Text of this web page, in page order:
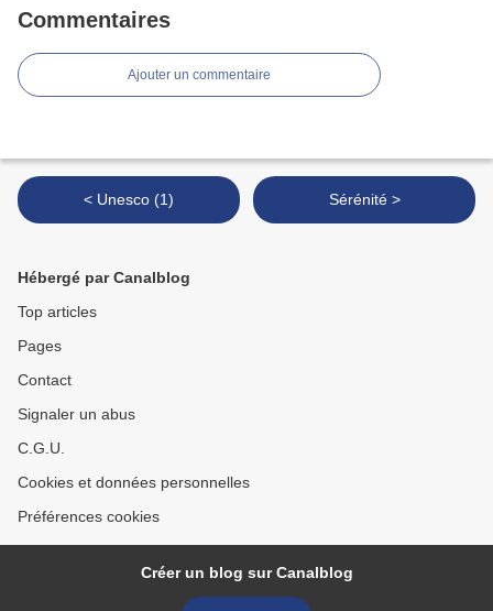
Commentaires
Ajouter un commentaire
< Unesco (1) Sérénité >
Hébergé par Canalblog
Top articles
Pages
Contact
Signaler un abus
C.G.U.
Cookies et données personnelles
Préférences cookies
Créer un blog sur Canalblog